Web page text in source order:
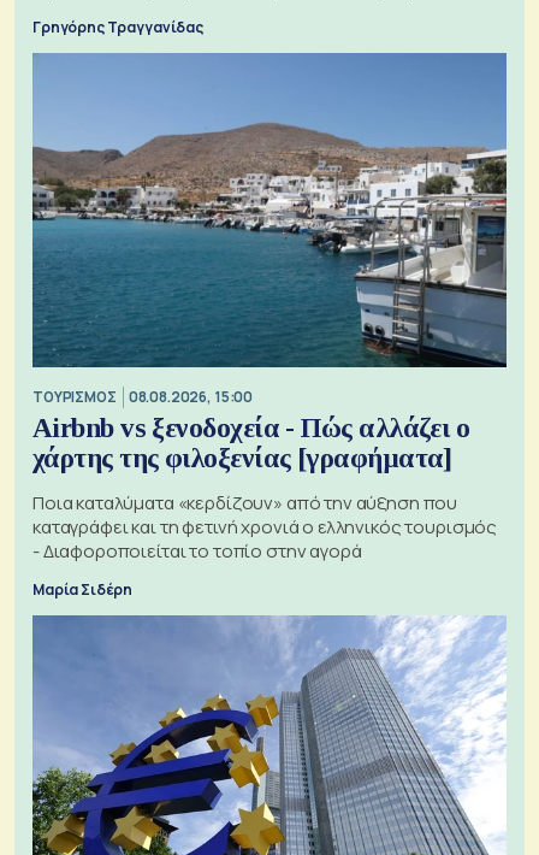
Γρηγόρης Τραγγανίδας
ΤΟΥΡΙΣΜΟΣ 08.08.2026, 15:00
Airbnb vs ξενοδοχεία - Πώς αλλάζει ο
χάρτης της φιλοξενίας [γραφήματα]
Ποια καταλύματα «κερδίζουν» από την αύξηση που
καταγράφει και τη φετινή χρονιά ο ελληνικός τουρισμός
- Διαφοροποιείται το τοπίο στην αγορά
Μαρία Σιδέρη